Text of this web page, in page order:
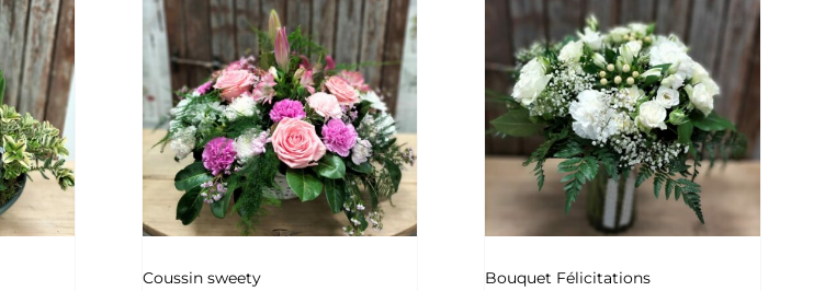
Coussin sweety Bouquet Félicitations